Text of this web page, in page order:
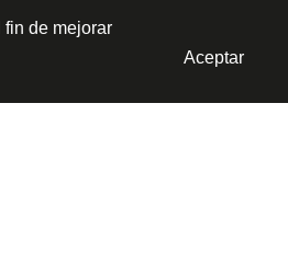
de mejorar
Aceptar